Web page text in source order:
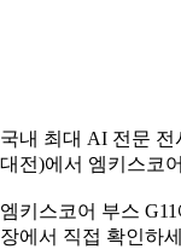
국내 최대 AI 전문 전
대전)에서 엠키스코
엠키스코어 부스
장에서 직접 확인하